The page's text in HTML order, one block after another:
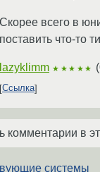
Скорее всего в
поставить что-то
lazyklimm ★★★★★ (
Ссылка
комментарии в
системы